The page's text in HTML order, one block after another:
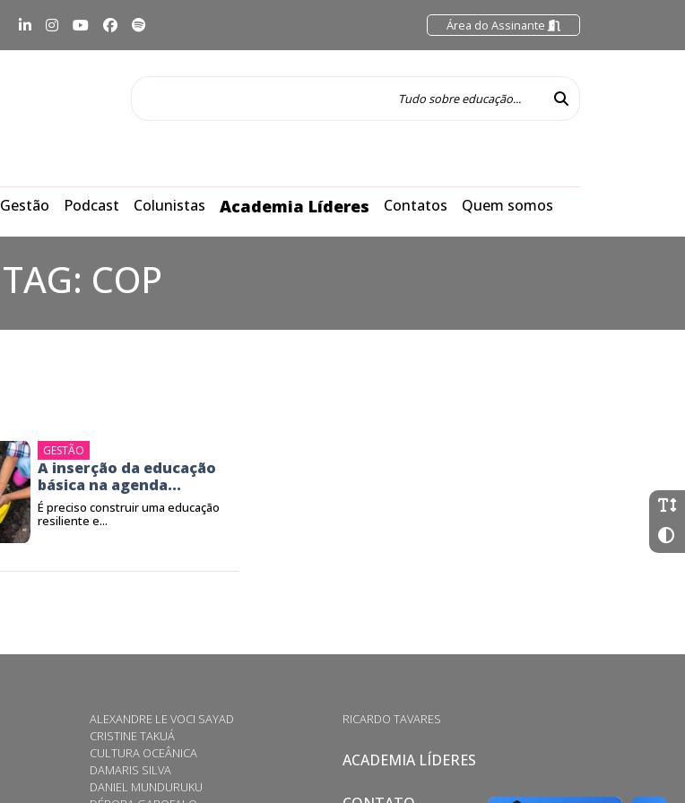
Área do Assinante
Gestão Podcast Colunistas Academia Líderes Contatos Quem somos
TAG: COP
GESTÃO
A inserção da educação
básica na agenda...
É preciso construir uma educação
resiliente e...
ALEXANDRE LE VOCI SAYAD
CRISTINE TAKUÁ
CULTURA OCEÂNICA
DAMARIS SILVA
DANIEL MUNDURUKU
RICARDO TAVARES
ACADEMIA LÍDERES